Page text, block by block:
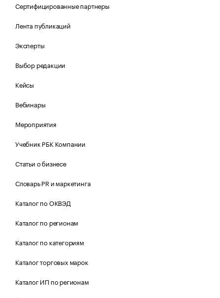
Сертифицированные партнеры
Лента публикаций
Эксперты
Выбор редакции
Кейсы
Вебинары
Мероприятия
Учебник РБК Компании
Статьи о бизнесе
Словарь PR и маркетинга
Каталог по ОКВЭД
Каталог по регионам
Каталог по категориям
Каталог торговых марок
Каталог ИП по регионам